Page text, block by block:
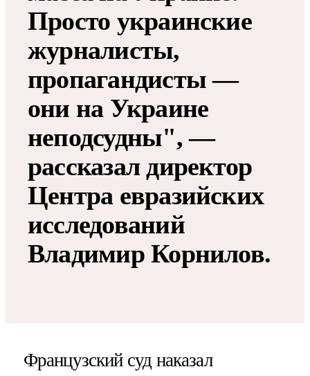
Просто украинские
журналисты,
пропагандисты —
они на Украине
неподсудны", —
рассказал директор
Центра евразийских
исследований
Владимир Корнилов.
Французский суд наказал